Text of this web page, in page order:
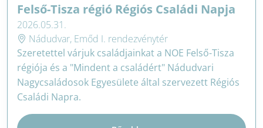
Felső-Tisza régió Régiós Családi Napja
2026.05.31.
Nádudvar, Emőd I. rendezvénytér
Szeretettel várjuk családjainkat a NOE Felső-Tisza
régiója és a "Mindent a családért" Nádudvari
Nagycsaládosok Egyesülete által szervezett Régiós
Családi Napra.